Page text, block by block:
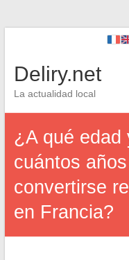
Deliry.net
La actualidad local
¿A qué edad
cuántos
convertirse
en Francia?